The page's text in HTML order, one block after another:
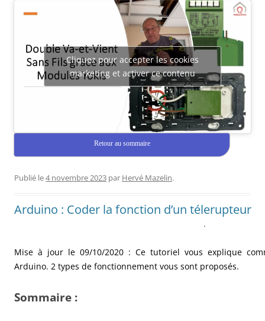
Cliquez pour accepter les cookies
marketing et activer ce contenu
Retour au sommaire
Publié le4 novembre 2023 par Hervé Mazelin.
Arduino : Coder la fonction d’un télerupteur
.
Mise à jour le 09/10/2020 : Ce tutoriel vous explique
Arduino. 2 types de fonctionnement vous sont proposés.
Sommaire :